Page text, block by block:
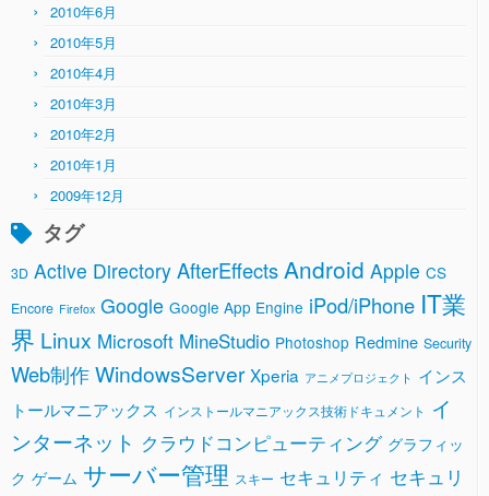
2010年6月
2010年5月
2010年4月
2010年3月
2010年2月
2010年1月
2009年12月
タグ
3D Active Directory AfterEffectsAndroid Apple CS
Encore Firefox Google Google App Engine iPod/iPhone IT業
界 Linux Microsoft MineStudio Photoshop Redmine Security
Web制作WindowsServer Xperia アニメプロジェクト インス
トールマニアックス インストールマニアックス技術ドキュメント イ
ンターネット クラウドコンピューティング グラフィッ
ク ゲーム サーバー管理 スキー セキュリティ セキュリ